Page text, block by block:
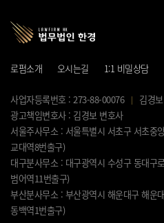
로펌소개 오시는길 1:1 비밀상담
사업자등록번호 : 273-88-00076
김경
광고책임변호사 : 김경보 변호사
서울주사무소 : 서울특별시 서초구 서초중
교대역8번출구)
대구분사무소 : 대구광역시 수성구 동대구
범어역11번출구)
부산분사무소 : 부산광역시 해운대구 해운
동백역1번출구)